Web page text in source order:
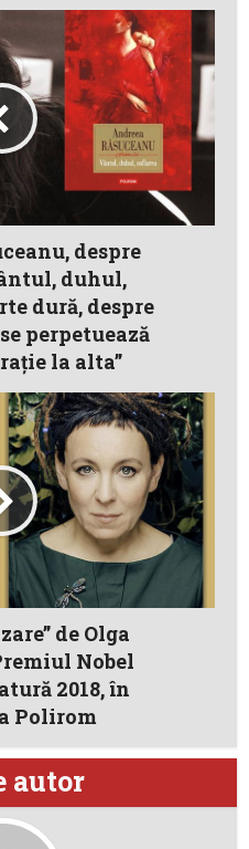
despre
duhul,
dură, despre
perpetuează
la alta”
de Olga
Nobel
2018, în
Polirom
autor